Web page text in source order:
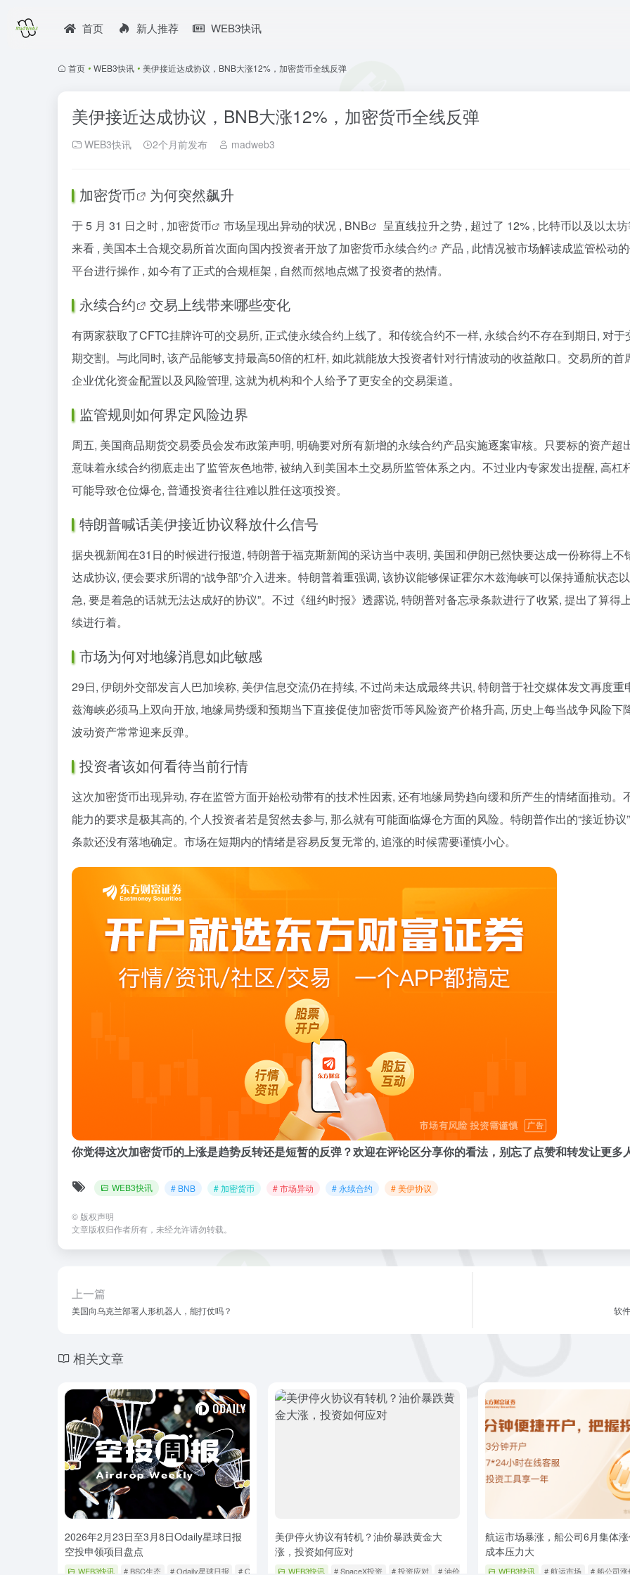
首页 新人推荐 WEB3快讯
首页 • WEB3快讯 • 美伊接近达成协议，BNB大涨12%，加密货币全线反弹
美伊接近达成协议，BNB大涨12%，加密货币全线反弹
WEB3快讯 2个月前发布 madweb3
加密货币 为何突然飙升
于 5 月 31 日之时 , 加密货币 市场呈现出异动的状况 , BNB
呈直线拉升之势 , 超过了 12% , 比特币以及以太
来看 , 美国本土合规交易所首次面向国内投资者开放了加密货币永续合约
产品 , 此情况被市场解读成监管松动
平台进行操作 , 如今有了正式的合规框架 , 自然而然地点燃了投资者的热情。
永续合约 交易上线带来哪些变化
有两家获取了CFTC挂牌许可的交易所, 正式使永续合约上线了。和传统合约不一样, 永续合约不存在到期日, 对
期交割。与此同时, 该产品能够支持最高50倍的杠杆, 如此就能放大投资者针对行情波动的收益敞口。交易所的
企业优化资金配置以及风险管理, 这就为机构和个人给予了更安全的交易渠道。
监管规则如何界定风险边界
周五, 美国商品期货交易委员会发布政策声明, 明确要对所有新增的永续合约产品实施逐案审核。只要标的资产
意味着永续合约彻底走出了监管灰色地带, 被纳入到美国本土交易所监管体系之内。不过业内专家发出提醒, 高
可能导致仓位爆仓, 普通投资者往往难以胜任这项投资。
特朗普喊话美伊接近协议释放什么信号
据央视新闻在31日的时候进行报道, 特朗普于福克斯新闻的采访当中表明, 美国和伊朗已然快要达成一份称得上
达成协议, 便会要求所谓的“战争部”介入进来。特朗普着重强调, 该协议能够保证霍尔木兹海峡可以保持通航状态
急, 要是着急的话就无法达成好的协议”。不过《纽约时报》透露说, 特朗普对备忘录条款进行了收紧, 提出了算
续进行着。
市场为何对地缘消息如此敏感
29日, 伊朗外交部发言人巴加埃称, 美伊信息交流仍在持续, 不过尚未达成最终共识, 特朗普于社交媒体发文再度
兹海峡必须马上双向开放, 地缘局势缓和预期当下直接促使加密货币等风险资产价格升高, 历史上每当战争风险
波动资产常常迎来反弹。
投资者该如何看待当前行情
这次加密货币出现异动, 存在监管方面开始松动带有的技术性因素, 还有地缘局势趋向缓和所产生的情绪面推动
能力的要求是极其高的, 个人投资者若是贸然去参与, 那么就有可能面临爆仓方面的风险。特朗普作出的“接近协
条款还没有落地确定。市场在短期内的情绪是容易反复无常的, 追涨的时候需要谨慎小心。
你觉得这次加密货币的上涨是趋势反转还是短暂的反弹？欢迎在评论区分享你的看法，别忘了点赞和转发让更多
WEB3快讯 # BNB # 加密货币 # 市场异动 # 永续合约 # 美伊协议
© 版权声明
文章版权归作者所有，未经允许请勿转载。
上一篇
美国向乌克兰部署人形机器人，能打仗吗？ 软
相关文章
2026年2月23日至3月8日Odaily星球日报
空投申领项目盘点
WEB3快讯 # BSC生态 # Odaily星球日报 # Opinion项目
美伊停火协议有转机？油价暴跌黄金大
涨，投资如何应对
WEB3快讯 # SpaceX投资 # 投资应对 # 油价暴跌
航运市场暴涨，船公司6月集体
成本压力大
WEB3快讯 # 航运市场 # 船公司涨